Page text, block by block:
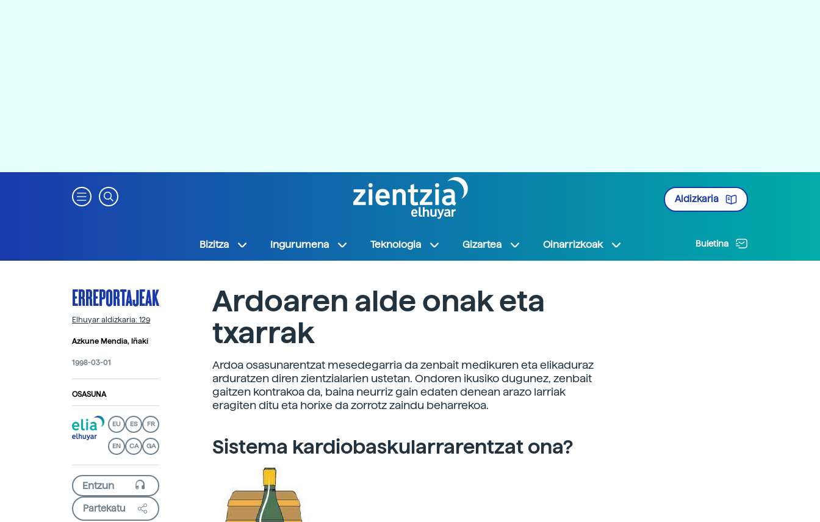
Aldizkaria
Bizitza Ingurumena Teknologia Gizartea Oinarrizkoak Buletina
ERREPORTAJEAK
Elhuyar aldizkaria: 129
Azkune Mendia, Iñaki
1998-03-01
OSASUNA
EU ES FR
EN CA GA
Partekatu
Ardoaren alde onak eta
txarrak
Ardoa osasunarentzat mesedegarria da zenbait medikuren eta elikaduraz
arduratzen diren zientzialarien ustetan. Ondoren ikusiko dugunez, zenbait
gaitzen kontrakoa da, baina neurriz gain edaten denean arazo larriak
eragiten ditu eta horixe da zorrotz zaindu beharrekoa.
Sistema kardiobaskularrarentzat ona?